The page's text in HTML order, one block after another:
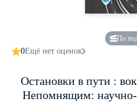
По
0Ещё нет оценок
Остановки в пути :
Непомнящим: научно-